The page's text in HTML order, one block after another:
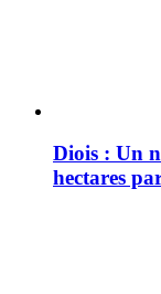
Diois : Un
hectares